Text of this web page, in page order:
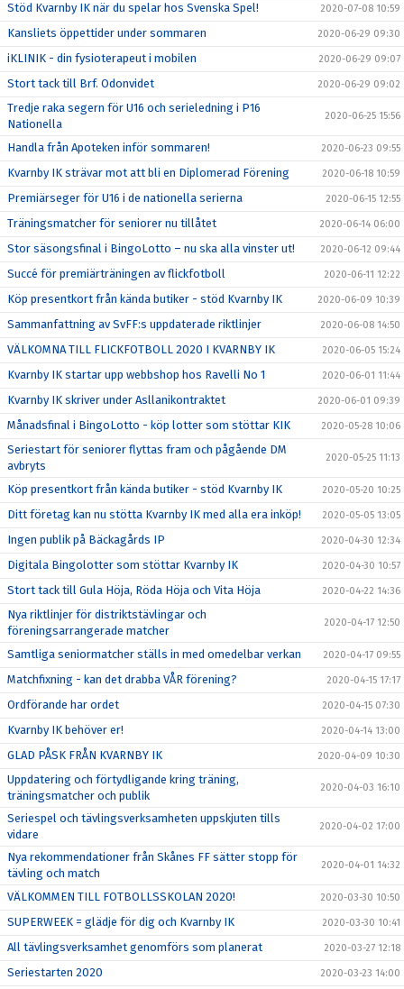
Stöd Kvarnby IK när du spelar hos Svenska Spel! 2020-07-08 10:59
Kansliets öppettider under sommaren 2020-06-29 09:30
iKLINIK - din fysioterapeut i mobilen 2020-06-29 09:07
Stort tack till Brf. Odonvidet 2020-06-29 09:02
Tredje raka segern för U16 och serieledning i P16
Nationella
2020-06-25 15:56
Handla från Apoteken inför sommaren! 2020-06-23 09:55
Kvarnby IK strävar mot att bli en Diplomerad Förening 2020-06-18 10:59
Premiärseger för U16 i de nationella serierna 2020-06-15 12:55
Träningsmatcher för seniorer nu tillåtet 2020-06-14 06:00
Stor säsongsfinal i BingoLotto – nu ska alla vinster ut! 2020-06-12 09:44
Succé för premiärträningen av flickfotboll 2020-06-11 12:22
Köp presentkort från kända butiker - stöd Kvarnby IK 2020-06-09 10:39
Sammanfattning av SvFF:s uppdaterade riktlinjer 2020-06-08 14:50
VÄLKOMNA TILL FLICKFOTBOLL 2020 I KVARNBY IK 2020-06-05 15:24
Kvarnby IK startar upp webbshop hos Ravelli No 1 2020-06-01 11:44
Kvarnby IK skriver under Asllanikontraktet 2020-06-01 09:39
Månadsfinal i BingoLotto - köp lotter som stöttar KIK 2020-05-28 10:06
Seriestart för seniorer flyttas fram och pågående DM
avbryts
2020-05-25 11:13
Köp presentkort från kända butiker - stöd Kvarnby IK 2020-05-20 10:25
Ditt företag kan nu stötta Kvarnby IK med alla era inköp! 2020-05-05 13:05
Ingen publik på Bäckagårds IP 2020-04-30 12:34
Digitala Bingolotter som stöttar Kvarnby IK 2020-04-30 10:57
Stort tack till Gula Höja, Röda Höja och Vita Höja 2020-04-22 14:36
Nya riktlinjer för distriktstävlingar och
föreningsarrangerade matcher
2020-04-17 12:50
Samtliga seniormatcher ställs in med omedelbar verkan 2020-04-17 09:55
Matchfixning - kan det drabba VÅR förening? 2020-04-15 17:17
Ordförande har ordet 2020-04-15 07:30
Kvarnby IK behöver er! 2020-04-14 13:00
GLAD PÅSK FRÅN KVARNBY IK 2020-04-09 10:30
Uppdatering och förtydligande kring träning,
träningsmatcher och publik
2020-04-03 16:10
Seriespel och tävlingsverksamheten uppskjuten tills
vidare
2020-04-02 17:00
Nya rekommendationer från Skånes FF sätter stopp för
tävling och match
2020-04-01 14:32
VÄLKOMMEN TILL FOTBOLLSSKOLAN 2020! 2020-03-30 10:50
SUPERWEEK = glädje för dig och Kvarnby IK 2020-03-30 10:41
All tävlingsverksamhet genomförs som planerat 2020-03-27 12:18
Seriestarten 2020 2020-03-23 14:00